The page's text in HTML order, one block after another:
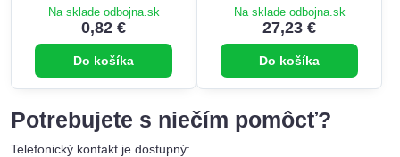
Na sklade odbojna.sk
0,82 €
Do košíka
Na sklade odbojna.sk
27,23 €
Do košíka
Potrebujete s niečím pomôcť?
Telefonický kontakt je dostupný: